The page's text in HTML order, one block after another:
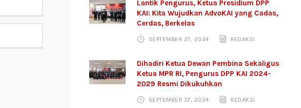
Lantik Pengurus, Ketua Presidium DPP
KAI: Kita Wujudkan AdvoKAI yang Cadas,
Cerdas, Berkelas
SEPTEMBER 27, 2024 REDAKSI
Dihadiri Ketua Dewan Pembina Sekaligus
Ketua MPR RI, Pengurus DPP KAI 2024-
2029 Resmi Dikukuhkan
SEPTEMBER 27, 2024 REDAKSI